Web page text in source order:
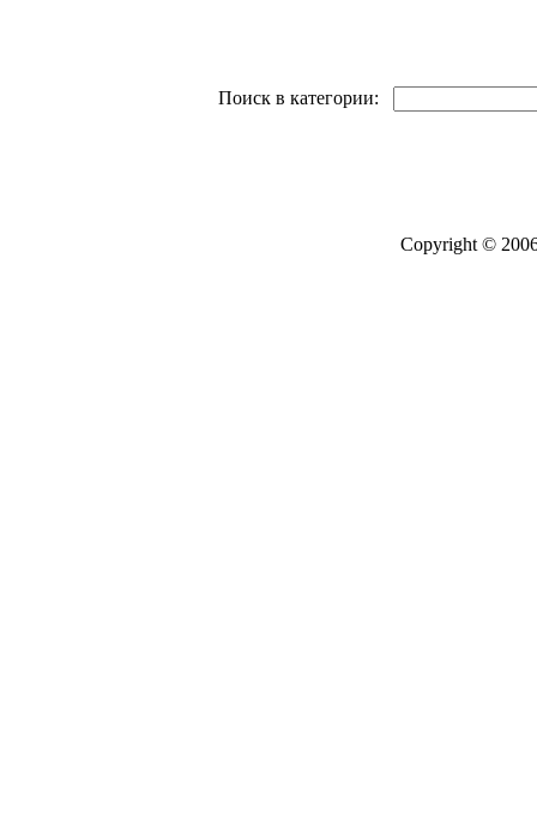
Поиск в категории:
Copyright ©